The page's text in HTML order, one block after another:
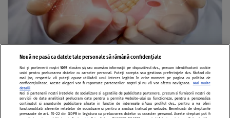
VIDEO
Atenție la anemie, poate fi semnul unui
cancer extrem de agresiv
Nouă ne pasă ca datele tale personale să rămână confidențiale
Noi și partenerii noștri1019 stocăm și/sau accesăm informații pe dispozitivul dvs., precum identificatorii cookie
unici pentru prelucrarea datelor cu caracter personal. Puteți accepta sau gestiona preferințele dvs. făcând clic
mai jos, respectiv vă puteți opune utilizării unui interes legitim în orice moment pe pagina cu politica de
confidențialitate. Aceste alegeri vor fi raportate partenerilor noștri și nu vă vor afecta navigarea.
Mai multe
detalii
Noi si partenerii nostri (retelele de socializare si agentiile de publicitate partenere, precum si furnizorii nostri de
servicii de date analitice) prelucram date pentru a permite website-ului sa functioneze, pentru a personaliza
continutul si anunturile publicitare afisate in functie de interesele si/sau profilul dvs., pentru a va oferi
functionalitati aferente retelelor de socializare si pentru a analiza traficul pe website. Beneficiati de drepturile
prevazute de art. 15-22 din GDPR in legatura cu prelucrarea datelor cu caracter personal. Aceste drepturi pot fi